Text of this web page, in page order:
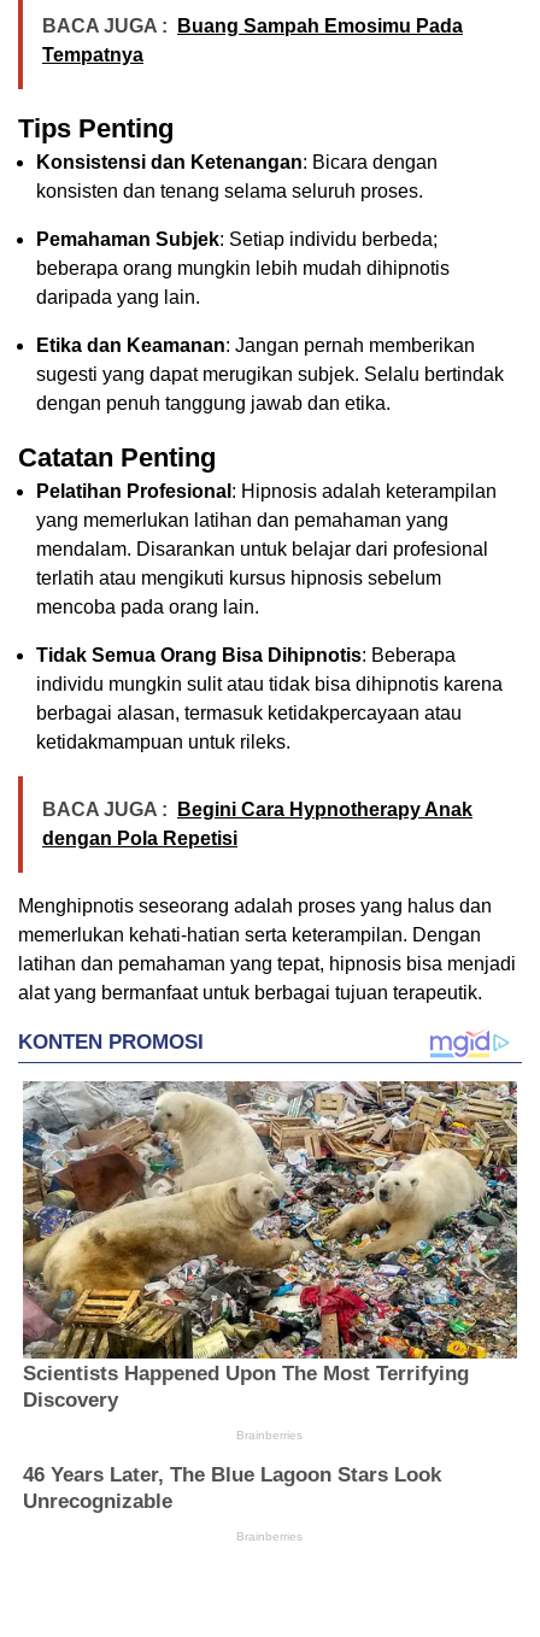
BACA JUGA :
Buang Sampah Emosimu Pada
Tempatnya
Tips Penting
Konsistensi dan Ketenangan: Bicara dengan
konsisten dan tenang selama seluruh proses.
Pemahaman Subjek: Setiap individu berbeda;
beberapa orang mungkin lebih mudah dihipnotis
daripada yang lain.
Etika dan Keamanan: Jangan pernah memberikan
sugesti yang dapat merugikan subjek. Selalu bertindak
dengan penuh tanggung jawab dan etika.
Catatan Penting
Pelatihan Profesional : Hipnosis adalah keterampilan
yang memerlukan latihan dan pemahaman yang
mendalam. Disarankan untuk belajar dari profesional
terlatih atau mengikuti kursus hipnosis sebelum
mencoba pada orang lain.
Tidak Semua Orang Bisa Dihipnotis: Beberapa
individu mungkin sulit atau tidak bisa dihipnotis karena
berbagai alasan, termasuk ketidakpercayaan atau
ketidakmampuan untuk rileks.
BACA JUGA :
Begini Cara Hypnotherapy Anak
dengan Pola Repetisi
Menghipnotis seseorang adalah proses yang halus dan
memerlukan kehati-hatian serta keterampilan. Dengan
latihan dan pemahaman yang tepat, hipnosis bisa menjadi
alat yang bermanfaat untuk berbagai tujuan terapeutik.